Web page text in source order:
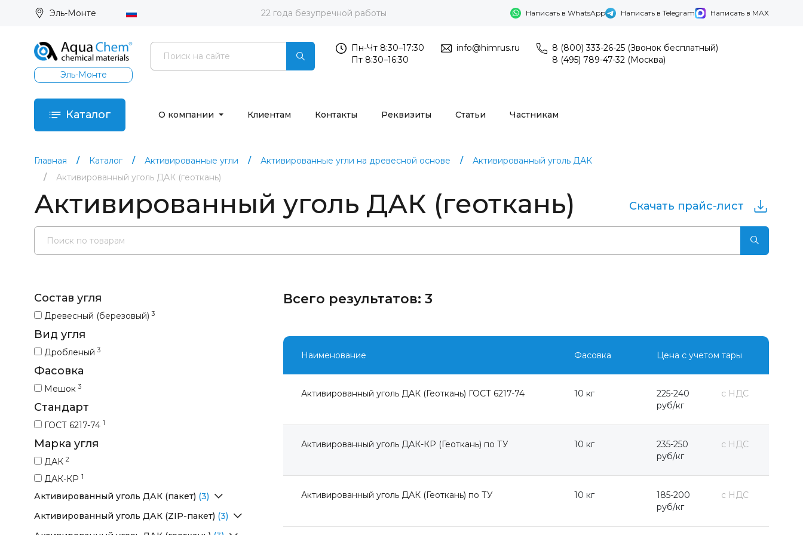
Эль-Монте 22 года безупречной работы Написать в WhatsApp Написать в Telegram Написать в MAX
Эль-Монте
Пн-Чт 8:30–17:30
Пт 8:30–16:30
info@himrus.ru
8 (800) 333-26-25 (Звонок бесплатный)
8 (495) 789-47-32 (Москва)
Каталог О компании Клиентам Контакты Реквизиты Статьи Частникам
Главная Каталог Активированные угли Активированные угли на древесной основе
Активированный уголь ДАК
Активированный уголь ДАК (геоткань)
Активированный уголь ДАК (геоткань) Скачать прайс-лист
Состав угля
Древесный (березовый) 3
Вид угля
Дробленый 3
Фасовка
Мешок 3
Стандарт
ГОСТ 6217-74 1
Марка угля
ДАК 2
ДАК-КР 1
Активированный уголь ДАК (пакет) (3)
Активированный уголь ДАК (ZIP-пакет) (3)
Всего результатов: 3
Наименование Фасовка Цена с учетом тары
Активированный уголь ДАК (Геоткань) ГОСТ 6217-74 10 кг
225-240
руб/кг
с НДС
Активированный уголь ДАК-КР (Геоткань) по ТУ 10 кг
235-250
руб/кг
с НДС
Активированный уголь ДАК (Геоткань) по ТУ 10 кг
185-200
руб/кг
с НДС